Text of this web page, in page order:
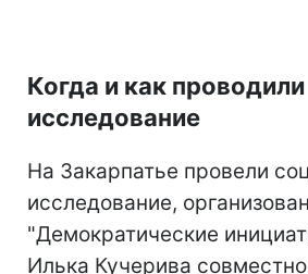
Когда и как проводили
исследование
На Закарпатье провели
исследование,
"Демократические
Илька Кучерива